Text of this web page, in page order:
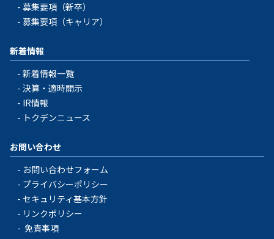
募集要項（新卒）
募集要項（キャリア）
新着情報
新着情報一覧
決算・適時開示
IR情報
トクデンニュース
お問い合わせ
お問い合わせフォーム
プライバシーポリシー
セキュリティ基本方針
リンクポリシー
免責事項